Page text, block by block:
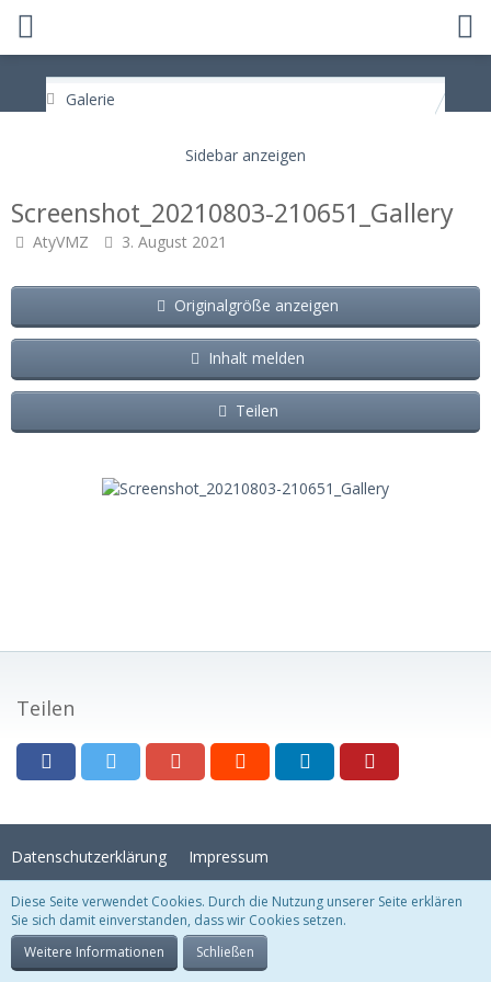
Galerie
Screenshot_20210803-210651_Gallery
AtyVMZ 3. August 2021
Originalgröße anzeigen
Inhalt melden
Teilen
Teilen
Datenschutzerklärung Impressum
Stil:Crystal Temptation , erstellt vonKittMedia
Community-Software:
Diese Seite verwendet Cookies. Durch die Nutzung unserer Seite erklären
Sie sich damit einverstanden, dass wir Cookies setzen.
Weitere Informationen
Schließen